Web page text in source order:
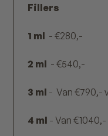
Fillers
1 ml - €280,-
2 ml - €540,-
3 ml - Van €790,-
4 ml - Van